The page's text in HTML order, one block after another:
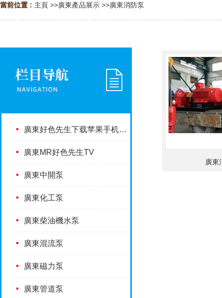
當前位置 : 主頁 >>廣東產品展示 >>廣東消防泵
廣東好色先生下载苹果手机安装
廣東MR好色先生TV
廣東中開泵
廣東化工泵
廣東柴油機水泵
廣東混流泵
廣東磁力泵
廣東管道泵
廣東